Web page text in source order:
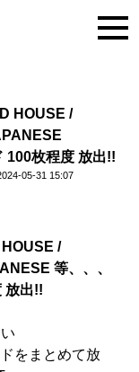
HOUSE /
100枚程度 放出!!
05-31 15:07
/
等、、、
放出!!
をまとめて放